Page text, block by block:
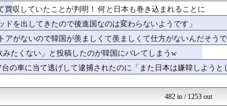
性接待を行い審判を買収し...
海外トークログ
外大騒ぎ！（海外の反応）
海外のお前ら 海外の反
連敗【MLB】
ボールパーク速報 海外の
ンドボール】
ポーランドボール 翻訳
れくらいあるんだろうな ...
Red4 海外の反応まとめ
ニチカン！
杯予選でレフリーへの...
NO FOOTY NO L...
食事マナーが想像以上に厳...
世界の憂鬱 海外・韓国
頭打者ホームラン...
わーすぽ 海外の反応
収していたことが判明！ 何と日本も巻き込まれることに
を出してきたので後進国なのは変わらないようです」
がないので韓国が羨ましくて羨ましくて仕方がないんだそうで
たくない」と投稿したのが韓国にバレてしまうw
の車に当て逃げして逮捕されたのに「また日本は嫌韓しようと
482 in / 1253 out